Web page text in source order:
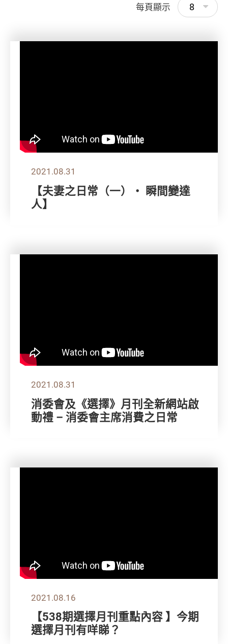
每頁顯示 8
2021.08.31
【夫妻之日常（一）‧ 瞬間變達
人】
2021.08.31
消委會及《選擇》月刊全新網站啟
動禮 – 消委會主席消費之日常
2021.08.16
【538期選擇月刊重點內容 】今期
選擇月刊有咩睇？